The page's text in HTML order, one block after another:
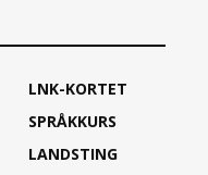
LNK-KORTET
SPRÅKKURS
LANDSTING